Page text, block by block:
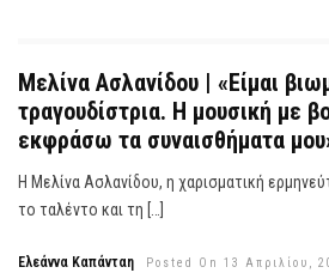
Μελίνα Ασλανίδου | «Είμαι
τραγουδίστρια. Η μουσική με
εκφράσω τα συναισθήματα
Η Μελίνα Ασλανίδου, η χαρισματική
το ταλέντο και τη […]
Ελεάννα Καπάνταη Posted On 13 Απριλίου,